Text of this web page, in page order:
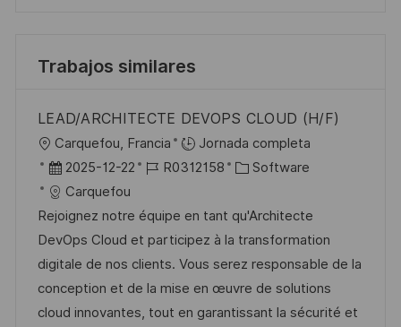
Trabajos similares
LEAD/ARCHITECTE DEVOPS CLOUD (H/F)
U
b
c
a
c
i
ó
Carquefou, Francia
Jornada completa
F
e
c
h
a
d
e
2025-12-22
I
d
e
e
m
p
R0312158
C
t
e
g
o
r
Software
Carquefou
Rejoignez notre équipe en tant qu'Architecte
DevOps Cloud et participez à la transformation
digitale de nos clients. Vous serez responsable de la
conception et de la mise en œuvre de solutions
cloud innovantes, tout en garantissant la sécurité et